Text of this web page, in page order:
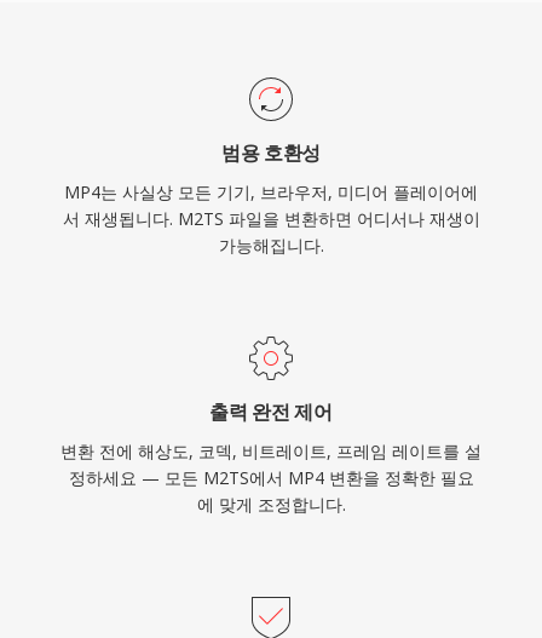
장 공간이 한정된 기기에서도 실용적인 파일 크기
로 고품질 비디오 배포가 가능합니다.
범용 호환성
MP4는 사실상 모든 기기, 브라우저, 미디어 플레이어에
서 재생됩니다. M2TS 파일을 변환하면 어디서나 재생이
가능해집니다.
출력 완전 제어
변환 전에 해상도, 코덱, 비트레이트, 프레임 레이트를 설
정하세요 — 모든 M2TS에서 MP4 변환을 정확한 필요
에 맞게 조정합니다.